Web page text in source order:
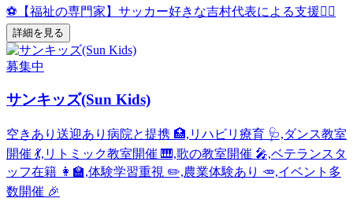
⚽【福祉の専門家】サッカー好きな吉村代表による支援👨‍⚕️
詳細を見る
募集中
サンキッズ(Sun Kids)
空きあり 送迎あり 病院と提携 🏥,リハビリ療育 🩺,ダンス教室
開催 💃,リトミック教室開催 🎹,歌の教室開催 🎤,ベテランスタ
ッフ在籍 👩‍🏫,体験学習重視 ✏️,農業体験あり 🥕,イベント多
数開催 🎉